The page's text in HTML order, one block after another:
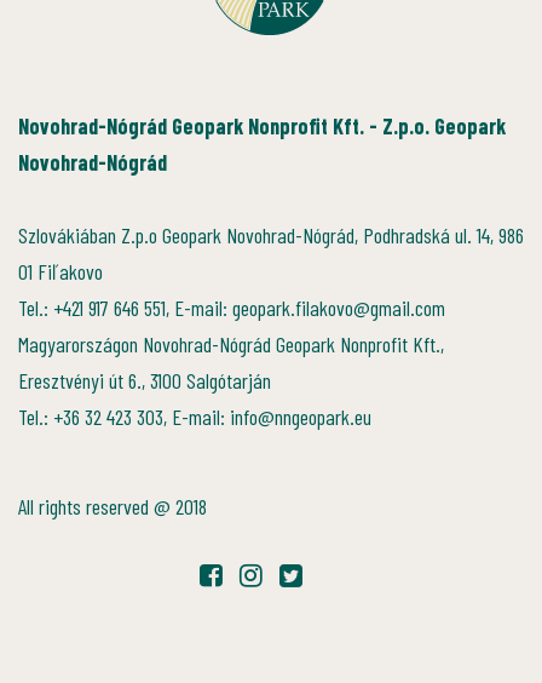
Novohrad-Nógrád Geopark Nonprofit Kft. - Z.p.o. Geopark
Novohrad-Nógrád
Szlovákiában Z.p.o Geopark Novohrad-Nógrád, Podhradská ul. 14, 986
01 Fiľakovo
Tel.: +421 917 646 551, E-mail: geopark.filakovo@gmail.com
Magyarországon Novohrad-Nógrád Geopark Nonprofit Kft.,
Eresztvényi út 6., 3100 Salgótarján
Tel.: +36 32 423 303, E-mail: info@nngeopark.eu
All rights reserved @ 2018